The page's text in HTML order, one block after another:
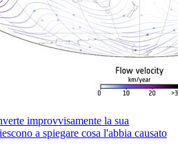
improvvisamente la sua
a spiegare cosa l'abbia causato